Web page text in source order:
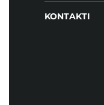
KONTAKTI